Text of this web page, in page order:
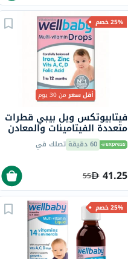
25% خصم
أقل سعرمن 30 يوم
فيتابيوتكس ويل بيبي قطرات
متعددة الفيتامينات والمعادن
شهرًا 30 مل 60 دقيقة تصلك في
41.25
55
25% خصم